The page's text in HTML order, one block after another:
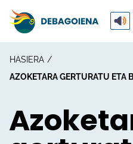
HASIERA
AZOKETARA GERTURATU ETA